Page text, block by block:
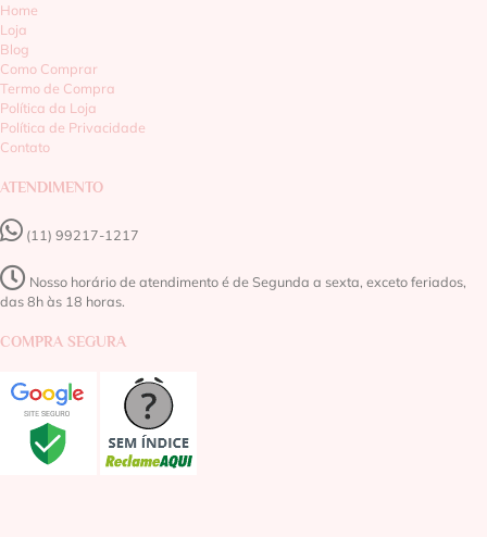
Home
Loja
Blog
Como Comprar
Termo de Compra
Política da Loja
Política de Privacidade
Contato
ATENDIMENTO
(11) 99217-1217‬
Nosso horário de atendimento é de Segunda a sexta, exceto feriados,
das 8h às 18 horas.
COMPRA SEGURA